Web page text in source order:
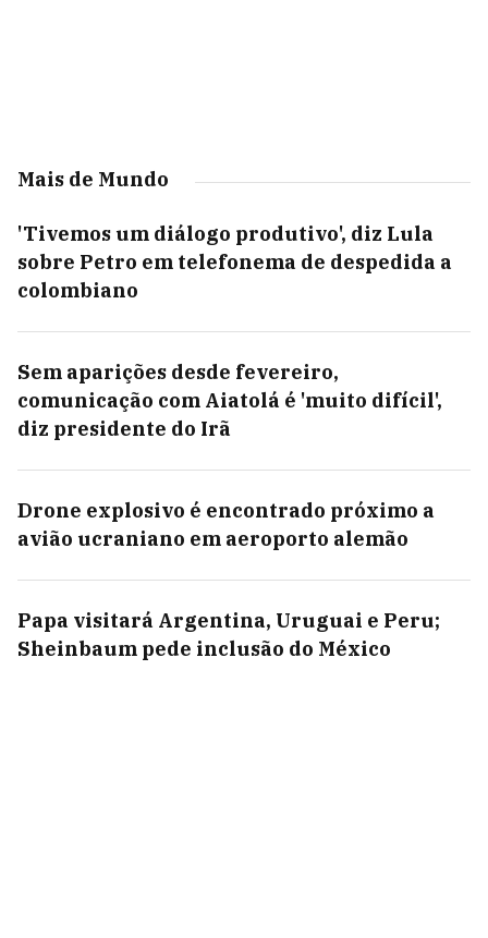
Mais de Mundo
'Tivemos um diálogo produtivo', diz Lula
sobre Petro em telefonema de despedida a
colombiano
Sem aparições desde fevereiro,
comunicação com Aiatolá é 'muito difícil',
diz presidente do Irã
Drone explosivo é encontrado próximo a
avião ucraniano em aeroporto alemão
Papa visitará Argentina, Uruguai e Peru;
Sheinbaum pede inclusão do México